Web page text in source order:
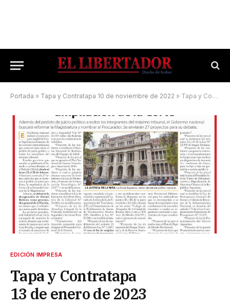
Portada » Tapa y Contratapa 10 de noviembre de 2022 » Tapa y Contratapa 13 de enero de 2023
EDICIÓN IMPRESA
Tapa y Contratapa
13 de enero de 2023